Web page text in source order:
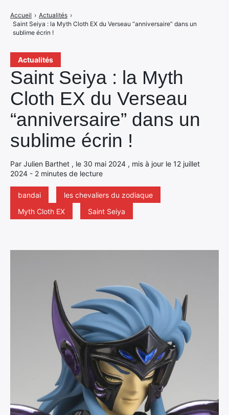
Actualités
Saint Seiya : la Myth
Cloth EX du Verseau
“anniversaire” dans un
sublime écrin !
Par Julien Barthet , le 30 mai 2024 , mis à jour le 12 juillet
2024 - 2 minutes de lecture
bandai
les chevaliers du zodiaque
Myth Cloth EX
Saint Seiya
Accueil › Actualités ›
Saint Seiya : la Myth Cloth EX du Verseau “anniversaire” dans un
sublime écrin !